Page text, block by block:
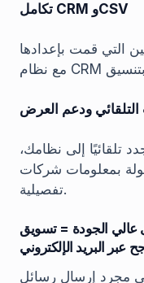
تكامل CRM وCSV
التي قمت بإعدادها
التلقائي ودعم العرض
تلقائيًا إلى نظامك،
بمعلومات شركات
تفصيلية.
عالي الجودة = تسويق
عبر البريد الإلكتروني
مجرد إرسال رسائل